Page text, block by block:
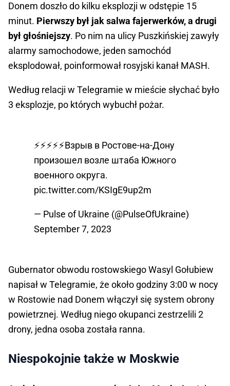
Donem doszło do kilku eksplozji w odstępie 15
minut. Pierwszy był jak salwa fajerwerków, a drugi
był głośniejszy. Po nim na ulicy Puszkińskiej zawyły
alarmy samochodowe, jeden samochód
eksplodował, poinformował rosyjski kanał MASH.
Według relacji w Telegramie w mieście słychać było
3 eksplozje, po których wybuchł pożar.
⚡️⚡️⚡️⚡️⚡️Взрыв в Ростове-на-Дону
произошел возле штаба Южного
военного округа.
pic.twitter.com/KSIgE9up2m
— Pulse of Ukraine (@PulseOfUkraine)
September 7, 2023
Gubernator obwodu rostowskiego Wasyl Gołubiew
napisał w Telegramie, że około godziny 3:00 w nocy
w Rostowie nad Donem włączył się system obrony
powietrznej. Według niego okupanci zestrzelili 2
drony, jedna osoba została ranna.
Niespokojnie także w Moskwie